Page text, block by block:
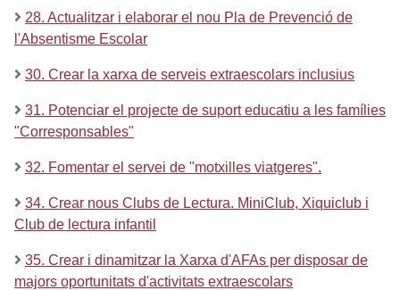
28. Actualitzar i elaborar el nou Pla de Prevenció de
l'Absentisme Escolar
30. Crear la xarxa de serveis extraescolars inclusius
31. Potenciar el projecte de suport educatiu a les famílies
"Corresponsables"
32. Fomentar el servei de "motxilles viatgeres".
34. Crear nous Clubs de Lectura. MiniClub, Xiquiclub i
Club de lectura infantil
35. Crear i dinamitzar la Xarxa d'AFAs per disposar de
majors oportunitats d'activitats extraescolars